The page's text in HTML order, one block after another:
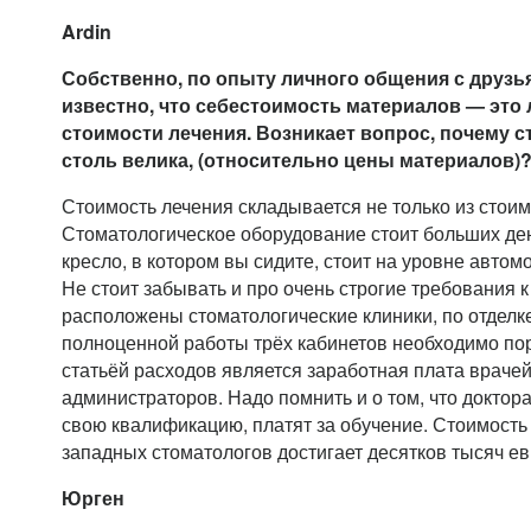
Ardin
Собственно, по опыту личного общения с
известно, что себестоимость материалов —
стоимости лечения. Возникает вопрос, почему
столь велика, (относительно цены материалов)?
Стоимость лечения складывается не только из
Стоматологическое оборудование стоит больших
кресло, в котором вы сидите, стоит на уровне
Не стоит забывать и про очень строгие
расположены стоматологические клиники, по
полноценной работы трёх кабинетов необходимо
статьёй расходов является заработная плата
администраторов. Надо помнить и о том, что
свою квалификацию, платят за обучение.
западных стоматологов достигает десятков тысяч
Юрген